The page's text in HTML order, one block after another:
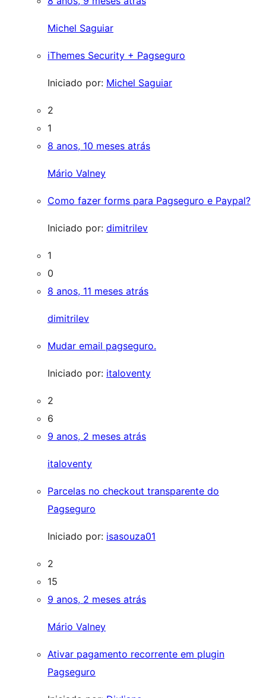
Michel Saguiar
iThemes Security + Pagseguro
Iniciado por: Michel Saguiar
2
1
8 anos, 10 meses atrás
Mário Valney
Como fazer forms para Pagseguro e Paypal?
Iniciado por: dimitrilev
1
0
8 anos, 11 meses atrás
dimitrilev
Mudar email pagseguro.
Iniciado por: italoventy
2
6
9 anos, 2 meses atrás
italoventy
Parcelas no checkout transparente do
Pagseguro
Iniciado por: isasouza01
2
15
9 anos, 2 meses atrás
Mário Valney
Ativar pagamento recorrente em plugin
Pagseguro